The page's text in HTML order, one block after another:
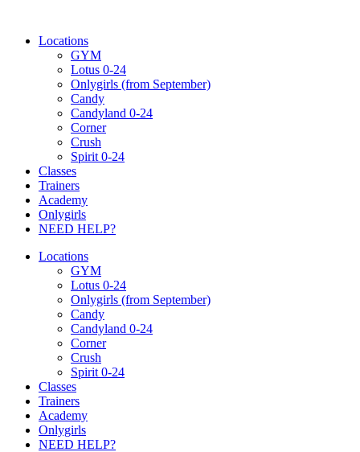
tartalomhozLocations
GYM
Lotus 0-24
Onlygirls (from September)
Candy
Candyland 0-24
Corner
Crush
Spirit 0-24
Classes
Trainers
Academy
Onlygirls
NEED HELP?
Locations
GYM
Lotus 0-24
Onlygirls (from September)
Candy
Candyland 0-24
Corner
Crush
Spirit 0-24
Classes
Trainers
Academy
Onlygirls
NEED HELP?